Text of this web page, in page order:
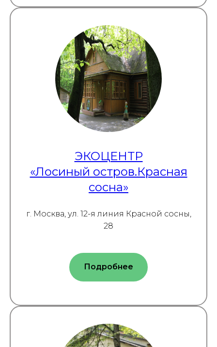
ЭКОЦЕНТР
«Лосиный остров.Красная
сосна»
г. Москва, ул. 12-я линия Красной сосны,
28
Подробнее